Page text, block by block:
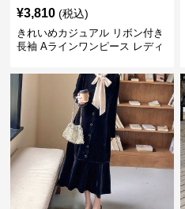
¥3,810 (税込)
きれいめカジュアル リボン付き
長袖 Aラインワンピース レディ
り替え 膝上丈 細見え フェミニ
ン おしゃれ